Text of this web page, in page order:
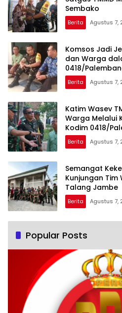
Sembako
Berita Agustus 7,
Komsos Jadi
dan Warga
0418/
Berita Agustus 7,
Katim Wasev
Warga Melalui
Kodim 0418/
Berita Agustus 7,
Semangat
Kunjungan Tim
Talang Jambe
Berita Agustus 7,
Popular Posts